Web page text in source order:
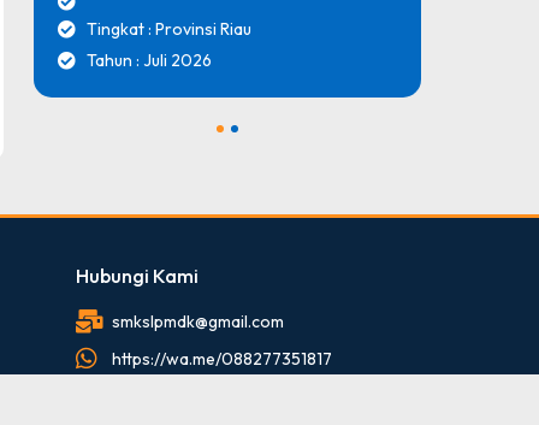
Tingkat : Provinsi Riau
Tahun : Juli 2026
Hubungi Kami
smkslpmdk@gmail.com
https://wa.me/088277351817